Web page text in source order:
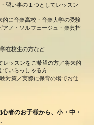
い事の１つとしてレッスン
校・音楽大学の受験
アノ・ソルフェージュ・楽典指
校生の方など
ッスンをご希望の方 ／将来的
ていらっしゃる方
実際に保育の場でお仕
者のお子様から、小・中・